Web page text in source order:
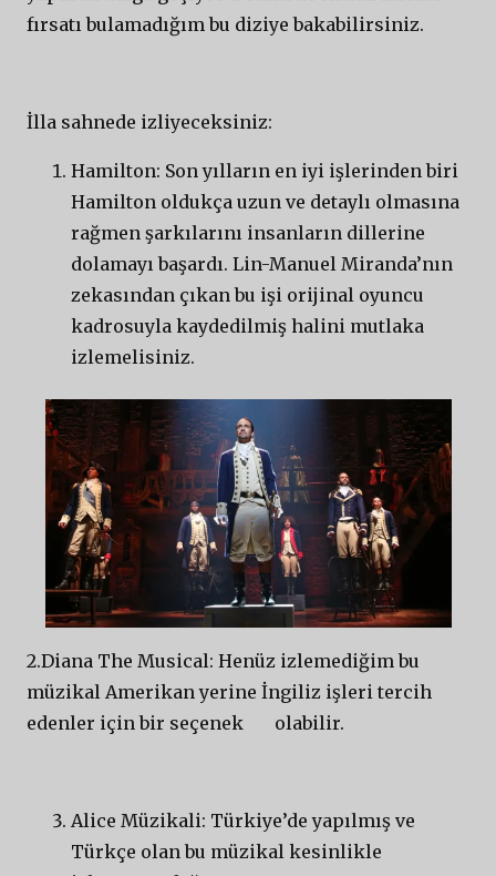
fırsatı bulamadığım bu diziye bakabilirsiniz.
İlla sahnede izliyeceksiniz:
Hamilton: Son yılların en iyi işlerinden biri
Hamilton oldukça uzun ve detaylı olmasına
rağmen şarkılarını insanların dillerine
dolamayı başardı. Lin-Manuel Miranda’nın
zekasından çıkan bu işi orijinal oyuncu
kadrosuyla kaydedilmiş halini mutlaka
izlemelisiniz.
2.Diana The Musical: Henüz izlemediğim bu
müzikal Amerikan yerine İngiliz işleri tercih
edenler için bir seçenek olabilir.
Alice Müzikali: Türkiye’de yapılmış ve
Türkçe olan bu müzikal kesinlikle